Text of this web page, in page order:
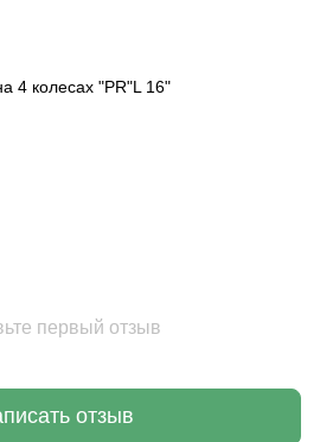
4 колесах "PR"L 16"
первый отзыв
отзыв